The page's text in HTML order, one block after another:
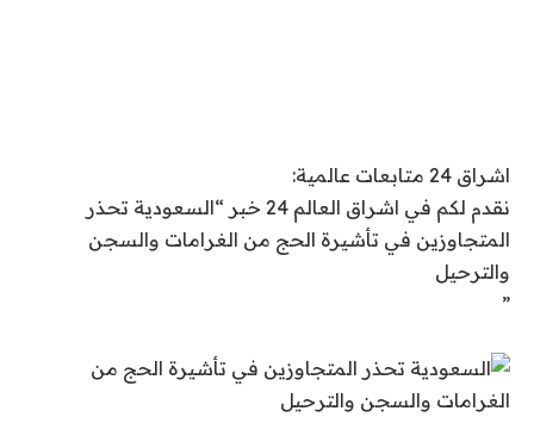
اشراق 24 متابعات عالمية:
نقدم لكم في اشراق العالم 24 خبر “السعودية تحذر
المتجاوزين في تأشيرة الحج من الغرامات والسجن
والترحيل
”